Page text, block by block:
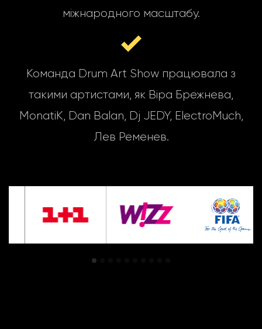
міжнародного масштабу.
Команда Drum Art Show працювала з
такими артистами, як Віра Брежнева,
MonatiK, Dan Balan, Dj JEDY, ElectroMuch,
Лев Ременев.